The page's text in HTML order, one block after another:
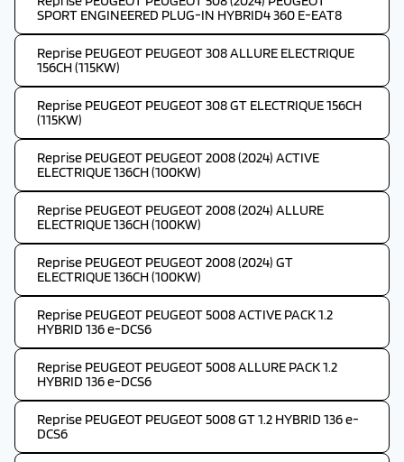
SPORT ENGINEERED PLUG-IN HYBRID4 360 E-EAT8
Reprise PEUGEOT PEUGEOT 308 ALLURE ELECTRIQUE
156CH (115KW)
Reprise PEUGEOT PEUGEOT 308 GT ELECTRIQUE 156CH
(115KW)
Reprise PEUGEOT PEUGEOT 2008 (2024) ACTIVE
ELECTRIQUE 136CH (100KW)
Reprise PEUGEOT PEUGEOT 2008 (2024) ALLURE
ELECTRIQUE 136CH (100KW)
Reprise PEUGEOT PEUGEOT 2008 (2024) GT
ELECTRIQUE 136CH (100KW)
Reprise PEUGEOT PEUGEOT 5008 ACTIVE PACK 1.2
HYBRID 136 e-DCS6
Reprise PEUGEOT PEUGEOT 5008 ALLURE PACK 1.2
HYBRID 136 e-DCS6
Reprise PEUGEOT PEUGEOT 5008 GT 1.2 HYBRID 136 e-
DCS6